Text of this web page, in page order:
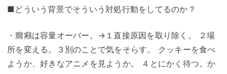
■どういう背景でそういう対処行動をしてるのか？
・癇癪は容量オーバー。→１直接原因を取り除く。 ２場
所を変える。３別のことで気をそらす。 クッキーを食べ
ようか、好きなアニメを見ようか。 ４とにかく待つ。か